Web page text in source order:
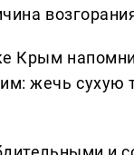
Крым
жечь сухую